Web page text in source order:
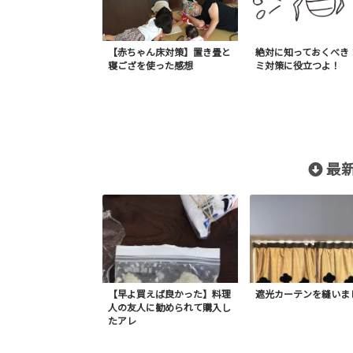
【赤ちゃん床対策】置き畳と
寝ござを使った感想
絶対に知っておくべき
ミ対策に役立つよ！
最
【早よ買えば良かった】料理
人の友人に勧められて購入し
たアレ
遮光カーテンを縫いま